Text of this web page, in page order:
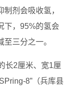
剂会吸收氢，
下，95%的氢会
三分之一。
长2厘米、宽1厘
8”（兵库县